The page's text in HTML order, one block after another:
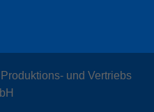
und Vertriebs